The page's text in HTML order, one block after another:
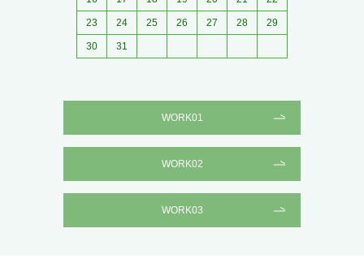
23 24 25 26 27 28 29
30 31
WORK01
WORK02
WORK03